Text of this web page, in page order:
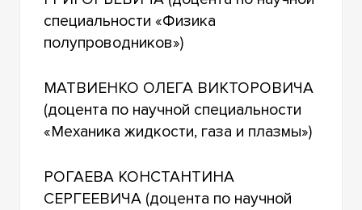
специальности «Физика
полупроводников»)
МАТВИЕНКО ОЛЕГА ВИКТОРОВИЧА
(доцента по научной специальности
«Механика жидкости, газа и плазмы»)
РОГАЕВА КОНСТАНТИНА
СЕРГЕЕВИЧА (доцента по научной